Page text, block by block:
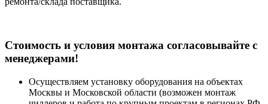
Cтоимость и условия монтажа согласовывайте с
менеджерами!
Осуществляем установку оборудования на объектах
Москвы и Московской области (возможен монтаж